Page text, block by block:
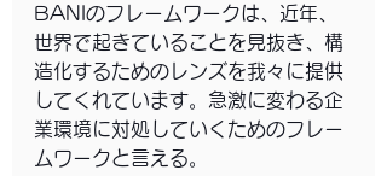
BANIのフレームワークは、近年、
世界で起きていることを見抜き、構
造化するためのレンズを我々に提供
してくれています。急激に変わる企
業環境に対処していくためのフレー
ムワークと言える。